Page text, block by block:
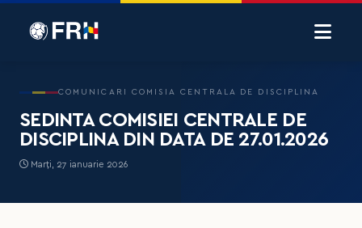
COMUNICARI COMISIA CENTRALA DE DISCIPLINA
SEDINTA COMISIEI CENTRALE DE
DISCIPLINA DIN DATA DE 27.01.2026
Marți, 27 ianuarie 2026